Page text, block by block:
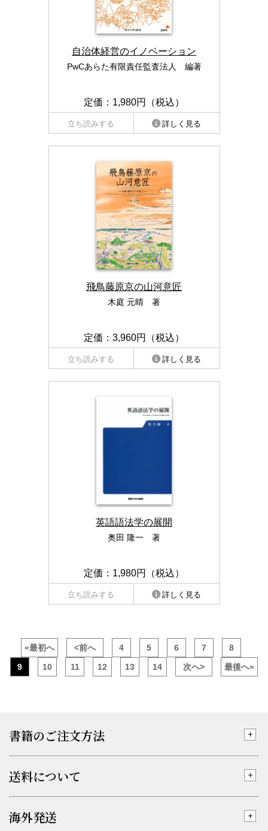
自治体経営のイノベーション
PwCあらた有限責任監査法人 編著
定価：1,980円（税込）
立ち読みする 詳しく見る
飛鳥藤原京の山河意匠
木庭 元晴 著
定価：3,960円（税込）
立ち読みする 詳しく見る
英語語法学の展開
奥田 隆一 著
定価：1,980円（税込）
立ち読みする 詳しく見る
«最初へ <前へ 4 5 6 7
8
9
10 11 12 13 14 次へ> 最後へ»
書籍のご注文方法
送料について
海外発送